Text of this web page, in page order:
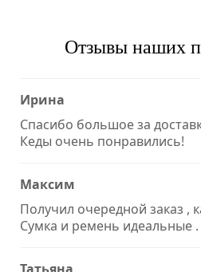
Отзывы наших
Ирина
Спасибо большое за
Кеды очень понравились!
Максим
Получил очередной заказ ,
Сумка и ремень идеальные